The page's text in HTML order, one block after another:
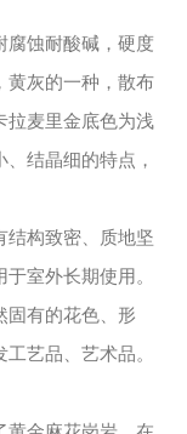
腐蚀耐酸碱，硬度
黄灰的一种，散布
拉麦里金底色为浅
结晶细的特点，
结构致密、质地坚
室外长期使用。
固有的花色、形
艺品、艺术品。